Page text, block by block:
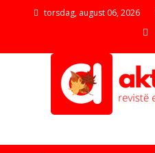
torsdag, august 06, 2026